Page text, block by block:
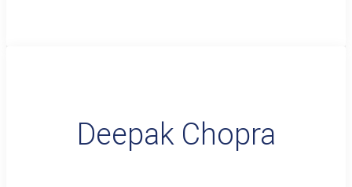
Deepak Chopra